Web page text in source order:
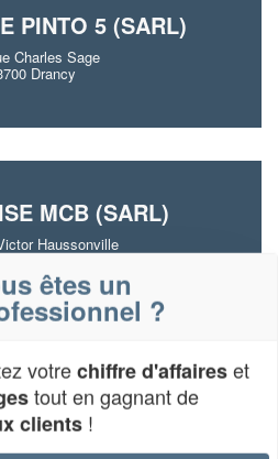
PINTO 5 (SARL)
Charles Sage
Drancy
MCB (SARL)
Haussonville
Drancy
STCM BTP (SARL)
Henri Barbusse
Drancy
êtes un
?
votrechiffre d'affaireset
tout en gagnant de
clients !